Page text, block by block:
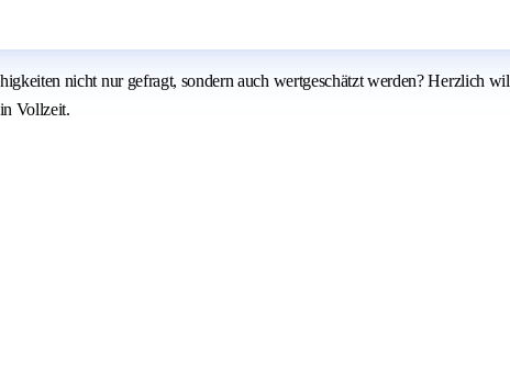
nicht nur gefragt, sondern auch wertgeschätzt werden? Herzlich
Vollzeit.